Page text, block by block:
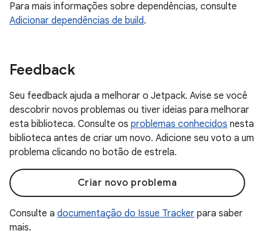
Para mais informações sobre dependências, consulte
Adicionar dependências de build.
Feedback
Seu feedback ajuda a melhorar o Jetpack. Avise se você
descobrir novos problemas ou tiver ideias para melhorar
esta biblioteca. Consulte os problemas conhecidos nesta
biblioteca antes de criar um novo. Adicione seu voto a um
problema clicando no botão de estrela.
Criar novo problema
Consulte a documentação do Issue Tracker para saber
mais.